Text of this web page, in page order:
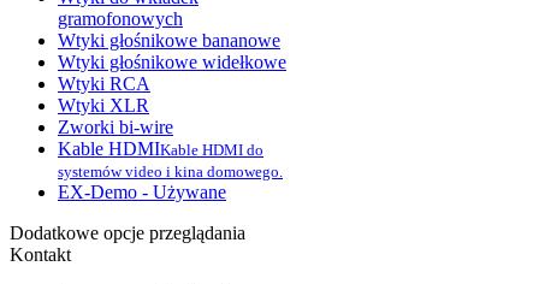
gramofonowych
Wtyki głośnikowe bananowe
Wtyki głośnikowe widełkowe
Wtyki RCA
Wtyki XLR
Zworki bi-wire
Kable HDMIKable HDMI do
systemów video i kina domowego.
EX-Demo - Używane
Dodatkowe opcje przeglądania
Kontakt